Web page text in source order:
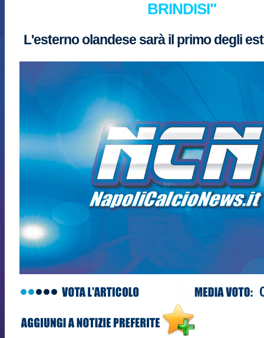
BRINDISI"
L'esterno olandese sarà il primo degli